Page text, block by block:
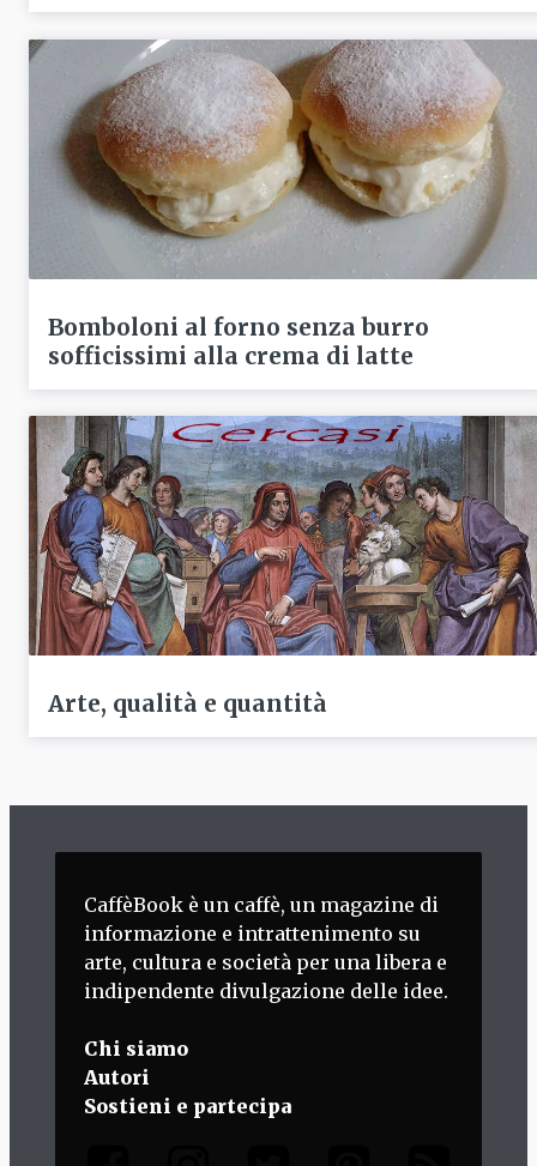
Bomboloni al forno senza burro
sofficissimi alla crema di latte
Arte, qualità e quantità
CaffèBook è un caffè, un magazine di
informazione e intrattenimento su
arte, cultura e società per una libera e
indipendente divulgazione delle idee.
Chi siamo
Autori
Sostieni e partecipa